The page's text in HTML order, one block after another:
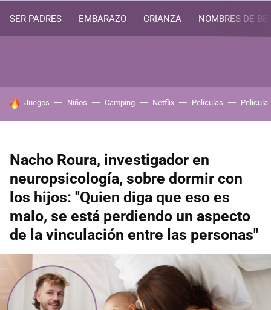
SER PADRES EMBARAZO CRIANZA NOMBRES DE
HOY SE HABLA DE
Juegos Niños Camping Netflix Películas Película
Nacho Roura, investigador en
neuropsicología, sobre dormir con
los hijos: "Quien diga que eso es
malo, se está perdiendo un aspecto
de la vinculación entre las personas"